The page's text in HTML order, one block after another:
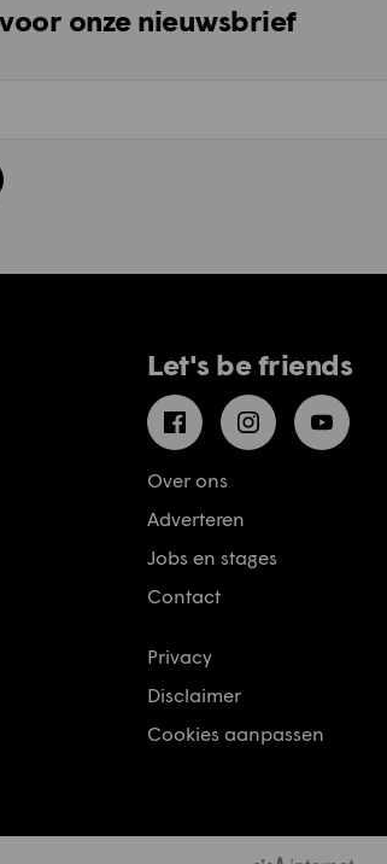
onze nieuwsbrief
Let's be friends
FacebookInstagramYouTube
Over ons
Adverteren
Jobs en stages
Contact
Privacy
Disclaimer
Cookies aanpassen